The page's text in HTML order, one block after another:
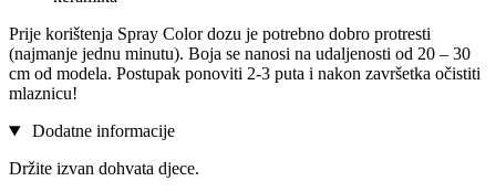
Prije korištenja Spray Color dozu je potrebno dobro protresti
(najmanje jednu minutu). Boja se nanosi na udaljenosti od 20 – 30
cm od modela. Postupak ponoviti 2-3 puta i nakon završetka očistiti
mlaznicu!
Dodatne informacije
Držite izvan dohvata djece.